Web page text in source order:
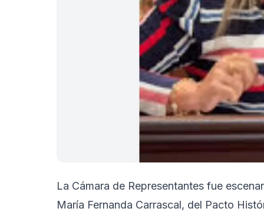
La Cámara de Representantes fue
María Fernanda Carrascal, del Pacto